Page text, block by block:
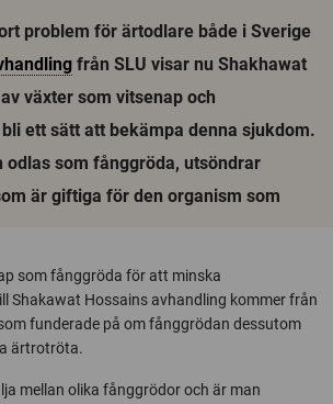
problem för ärtodlare både i Sverige
från SLU visar nu Shakhawat
växter som vitsenap och
ett sätt att bekämpa denna sjukdom.
odlas som fånggröda, utsöndrar
är giftiga för den organism som
som fånggröda för att minska
Shakawat Hossains avhandling kommer från
funderade på om fånggrödan dessutom
ärtrotröta.
mellan olika fånggrödor och är man